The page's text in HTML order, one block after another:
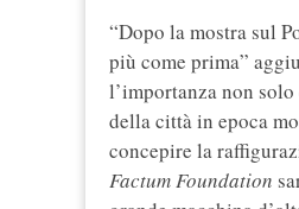
“Dopo la mostra sul
più come prima”
l’importanza non
della città in epoca
concepire la
Factum Foundation